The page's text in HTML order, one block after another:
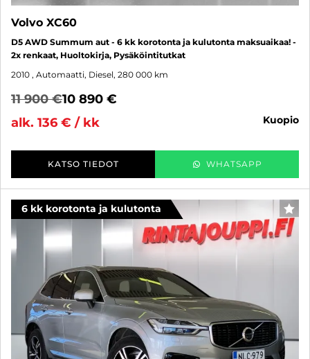
Volvo XC60
D5 AWD Summum aut - 6 kk korotonta ja kulutonta maksuaikaa! -
2x renkaat, Huoltokirja, Pysäköintitutkat
2010 , Automaatti, Diesel, 280 000 km
11 900 €10 890 €
alk. 136 € / kk
kuopio
KATSO TIEDOT WHATSAPP
6 kk korotonta ja kulutonta